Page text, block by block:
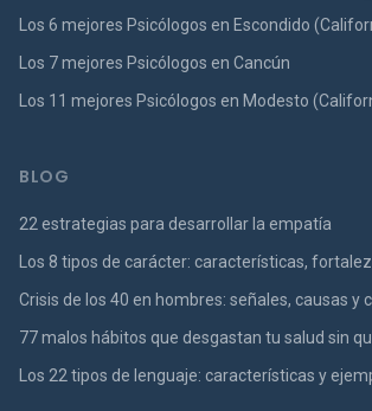
Los 6 mejores Psicólogos en Escondido
Los 7 mejores Psicólogos en Cancún
Los 11 mejores Psicólogos en Modesto
BLOG
22 estrategias para desarrollar la empatía
Los 8 tipos de carácter: características,
Crisis de los 40 en hombres: señales, causas y
77 malos hábitos que desgastan tu salud sin
Los 22 tipos de lenguaje: características y